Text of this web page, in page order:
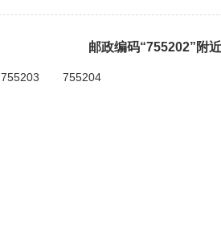
邮政编码“755202”附
755203 755204